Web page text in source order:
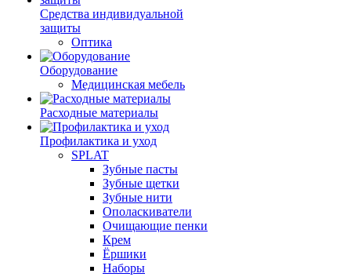
Средства индивидуальной
защиты
Оптика
Оборудование
Медицинская мебель
Расходные материалы
Профилактика и уход
SPLAT
Зубные пасты
Зубные щетки
Зубные нити
Ополаскиватели
Очищающие пенки
Крем
Ёршики
Наборы